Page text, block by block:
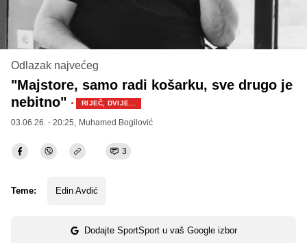
Odlazak najvećeg
"Majstore, samo radi košarku, sve drugo je
nebitno" · RIJEČ, DVIJE...
03.06.26. - 20:25, Muhamed Bogilović
3
Teme: Edin Avdić
Dodajte SportSport u vaš Google izbor